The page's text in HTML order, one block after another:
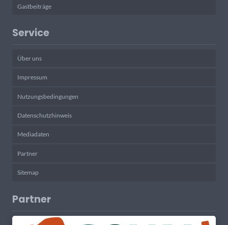
Gastbeiträge
Service
Über uns
Impressum
Nutzungsbedingungen
Datenschutzhinweis
Mediadaten
Partner
Sitemap
Partner